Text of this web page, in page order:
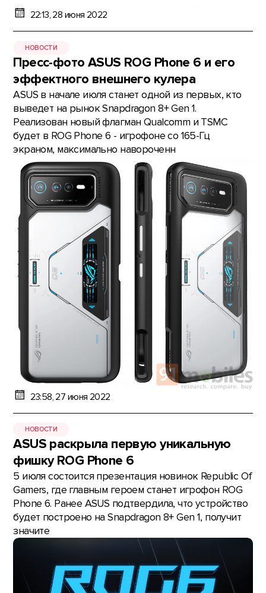
22:13, 28 июня 2022
НОВОСТИ
Пресс-фото ASUS ROG Phone 6 и его
эффектного внешнего кулера
ASUS в начале июля станет одной из первых, кто
выведет на рынок Snapdragon 8+ Gen 1.
Реализован новый флагман Qualcomm и TSMC
будет в ROG Phone 6 - игрофоне со 165-Гц
экраном, максимально навороченн
23:58, 27 июня 2022
НОВОСТИ
ASUS раскрыла первую уникальную
фишку ROG Phone 6
5 июля состоится презентация новинок Republic Of
Gamers, где главным героем станет игрофон ROG
Phone 6. Ранее ASUS подтвердила, что устройство
будет построено на Snapdragon 8+ Gen 1, получит
значите